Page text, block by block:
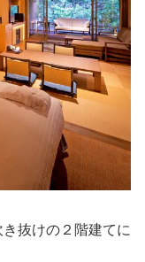
抜けの２階建てに